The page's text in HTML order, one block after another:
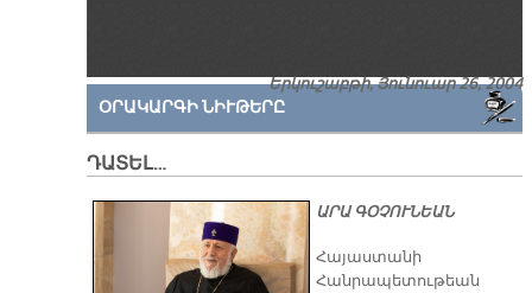
Երկուշաբթի, Յունուար 26, 2004
ՕՐԱԿԱՐԳԻ ՆԻՒԹԵՐԸ
ԴԱՏԵԼ…
ԱՐԱ ԳՕՉՈՒՆԵԱՆ
​Հայաստանի
Հանրապետութեան